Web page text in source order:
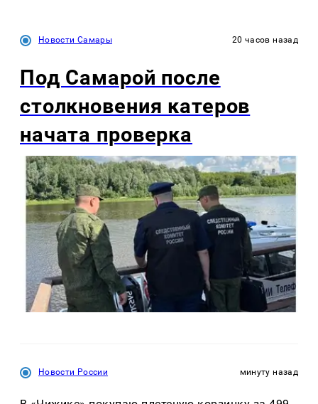
Новости Самары 20 часов назад
Под Самарой после
столкновения катеров
начата проверка
Новости России минуту назад